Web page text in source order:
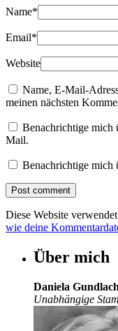
Name*
Email*
Website
Name, E-Mail-
meinen nächsten
Benachrichtige mich
Mail.
Benachrichtige mich
Diese Website
wie deine
Über mich
Daniela Gundlach
Unabhängige